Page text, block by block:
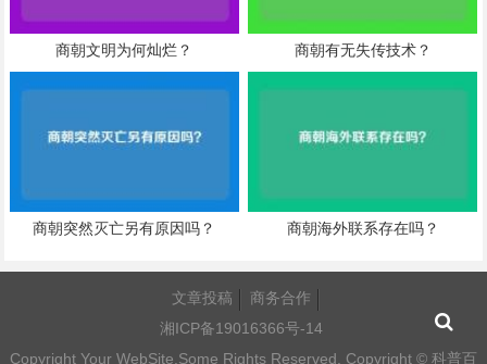
商朝文明为何灿烂？ 商朝有无失传技术？
商朝突然灭亡另有原因吗？ 商朝海外联系存在吗？
文章投稿
商务合作
湘ICP备19016366号-14
Copyright Your WebSite.Some Rights Reserved. Copyright © 科普百